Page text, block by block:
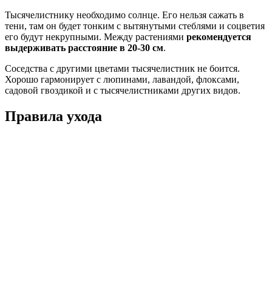
Тысячелистнику необходимо солнце. Его нельзя сажать в
тени, там он будет тонким с вытянутыми стеблями и соцветия
его будут некрупными. Между растениями рекомендуется
выдерживать расстояние в 20-30 см.
Соседства с другими цветами тысячелистник не боится.
Хорошо гармонирует с люпинами, лавандой, флоксами,
садовой гвоздикой и с тысячелистниками других видов.
Правила ухода